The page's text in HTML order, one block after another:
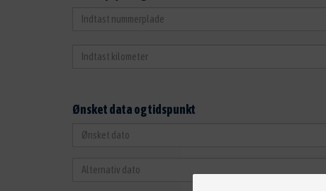
Ønsket data og tidspunkt